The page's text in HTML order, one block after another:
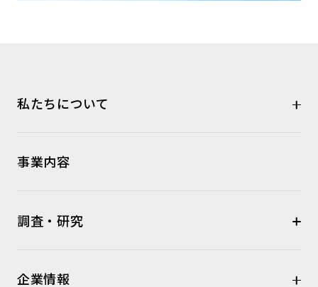
私たちについて
事業内容
調査・研究
企業情報